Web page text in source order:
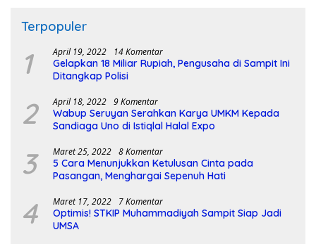
Terpopuler
1 April 19, 2022 14 Komentar
Gelapkan 18 Miliar Rupiah, Pengusaha di Sampit Ini
Ditangkap Polisi
2 April 18, 2022 9 Komentar
Wabup Seruyan Serahkan Karya UMKM Kepada
Sandiaga Uno di Istiqlal Halal Expo
3 Maret 25, 2022 8 Komentar
5 Cara Menunjukkan Ketulusan Cinta pada
Pasangan, Menghargai Sepenuh Hati
4 Maret 17, 2022 7 Komentar
Optimis! STKIP Muhammadiyah Sampit Siap Jadi
UMSA